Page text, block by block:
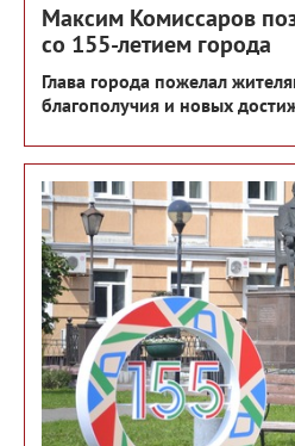
Максим Комиссаров
со 155-летием города
Глава города пожелал
благополучия и новых